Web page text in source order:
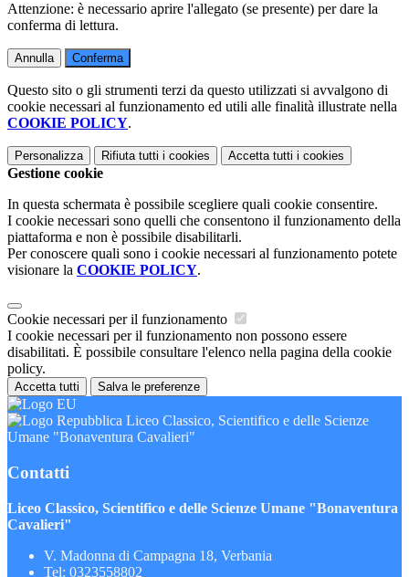
Attenzione: è necessario aprire l'allegato (se presente) per dare la
conferma di lettura.
Annulla Conferma
Questo sito o gli strumenti terzi da questo utilizzati si avvalgono di
cookie necessari al funzionamento ed utili alle finalità illustrate nella
COOKIE POLICY.
Personalizza Rifiuta tutti i cookies Accetta tutti i cookies
Gestione cookie
In questa schermata è possibile scegliere quali cookie consentire.
I cookie necessari sono quelli che consentono il funzionamento della
piattaforma e non è possibile disabilitarli.
Per conoscere quali sono i cookie necessari al funzionamento potete
visionare la COOKIE POLICY.
Cookie necessari per il funzionamento
I cookie necessari per il funzionamento non possono essere
disabilitati. È possibile consultare l'elenco nella pagina della cookie
policy.
Accetta tutti Salva le preferenze
Liceo Classico, Scientifico e delle Scienze
Umane "Bonaventura Cavalieri"
Contatti
Liceo Classico, Scientifico e delle Scienze Umane "Bonaventura
Cavalieri"
V. Madonna di Campagna 18, Verbania
Tel: 0323558802